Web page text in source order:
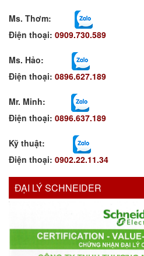
Ms. Thơm:
Điện thoại: 0909.730.589
Ms. Hảo:
Điện thoại: 0896.627.189
Mr. Minh:
Điện thoại: 0896.637.189
Kỹ thuật:
Điện thoại: 0902.22.11.34
ĐẠI LÝ SCHNEIDER